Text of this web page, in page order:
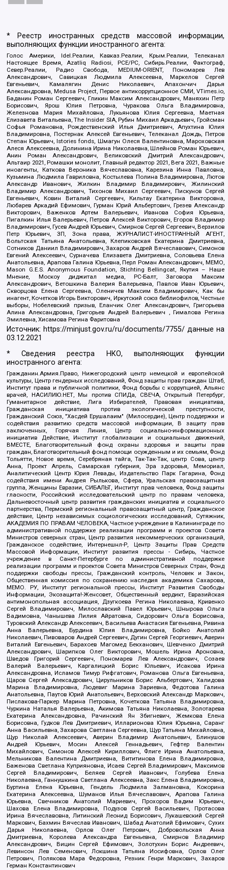
* Реестр иностранных средств массовой информации,
выполняющих функции иностранного агента:
Голос Америки, Idel.Реалии, Кавказ.Реалии, Крым.Реалии, Телеканал
Настоящее Время, Azatliq Radiosi, PCE/PC, Сибирь.Реалии, Фактограф,
Север.Реалии, Радио Свобода, MEDIUM-ORIENT, Пономарев Лев
Александрович, Савицкая Людмила Алексеевна, Маркелов Сергей
Евгеньевич, Камалягин Денис Николаевич, Апахончич Дарья
Александровна, Medusa Project, Первое антикоррупционное СМИ, VTimes.io,
Баданин Роман Сергеевич, Гликин Максим Александрович, Маняхин Петр
Борисович, Ярош Юлия Петровна, Чуракова Ольга Владимировна,
Железнова Мария Михайловна, Лукьянова Юлия Сергеевна, Маетная
Елизавета Витальевна, The Insider SIA, Рубин Михаил Аркадьевич, Гройсман
Софья Романовна, Рождественский Илья Дмитриевич, Апухтина Юлия
Владимировна, Постернак Алексей Евгеньевич, Телеканал Дождь, Петров
Степан Юрьевич, Istories fonds, Шмагун Олеся Валентиновна, Мароховская
Алеся Алексеевна, Долинина Ирина Николаевна, Шлейнов Роман Юрьевич,
Анин Роман Александрович, Великовский Дмитрий Александрович,
Альтаир 2021, Ромашки монолит, Главный редактор 2021, Вега 2021, Важные
иноагенты, Каткова Вероника Вячеславовна, Карезина Инна Павловна,
Кузьмина Людмила Гавриловна, Костылева Полина Владимировна, Лютов
Александр Иванович, Жилкин Владимир Владимирович, Жилинский
Владимир Александрович, Тихонов Михаил Сергеевич, Пискунов Сергей
Евгеньевич, Ковин Виталий Сергеевич, Кильтау Екатерина Викторовна,
Любарев Аркадий Ефимович, Гурман Юрий Альбертович, Грезев Александр
Викторович, Важенков Артем Валерьевич, Иванова София Юрьевна,
Пигалкин Илья Валерьевич, Петров Алексей Викторович, Егоров Владимир
Владимирович, Гусев Андрей Юрьевич, Смирнов Сергей Сергеевич, Верзилов
Петр Юрьевич, ЗП, Зона права, ЖУРНАЛИСТ-ИНОСТРАННЫЙ АГЕНТ,
Вольтская Татьяна Анатольевна, Клепиковская Екатерина Дмитриевна,
Сотников Даниил Владимирович, Захаров Андрей Вячеславович, Симонов
Евгений Алексеевич, Сурначева Елизавета Дмитриевна, Соловьева Елена
Анатольевна, Арапова Галина Юрьевна, Перл Роман Александрович, МЕМО,
Mason G.E.S. Anonymous Foundation, Stichting Bellingcat, Якутия – Наше
Мнение, Москоу диджитал медиа, РС-Балт, Заговора Максим
Александрович, Ветошкина Валерия Валерьевна, Павлов Иван Юрьевич,
Скворцова Елена Сергеевна, Оленичев Максим Владимирович, Как бы
инагент, Кочетков Игорь Викторович, Иркутский союз библиофилов, Честные
выборы, Нобелевский призыв, Еланчик Олег Александрович, Григорьева
Алина Александровна, Григорьев Андрей Валерьевич , Гималова Регина
Эмилевна, Хисамова Регина Фаритовна
Источник: https://minjust.gov.ru/ru/documents/7755/ данные на
03.12.2021
* Сведения реестра НКО, выполняющих функции
иностранного агента:
Гражданин.Армия.Право, Нижегородский центр немецкой и европейской
культуры, Центр гендерных исследований, Фонд защиты прав граждан Штаб,
Институт права и публичной политики, Фонд борьбы с коррупцией, Альянс
врачей, НАСИЛИЮ.НЕТ, Мы против СПИДа, СВЕЧА, Открытый Петербург,
Гуманитарное действие, Лига Избирателей, Правовая инициатива,
Гражданская инициатива против экологической преступности,
Гражданский Союз, "Хасдей Ерушалаим" (Милосердие), Центр поддержки и
содействия развитию средств массовой информации, В защиту прав
заключенных, Горячая Линия, Центр социально-информационных
инициатив Действие, Институт глобализации и социальных движений,
ВМЕСТЕ, Благотворительный фонд охраны здоровья и защиты прав
граждан, Благотворительный фонд помощи осужденным и их семьям, Фонд
Тольятти, Новое время, Серебряная тайга, Так-Так-Так, центр Сова, центр
Анна, Проект Апрель, Самарская губерния, Эра здоровья, Мемориал,
Аналитический Центр Юрия Левады, Издательство Парк Гагарина, Фонд
содействия имени Андрея Рылькова, Сфера, Уральская правозащитная
группа, Женщины Евразии, СИБАЛЬТ, Институт прав человека, Фонд защиты
гласности, Российский исследовательский центр по правам человека,
Дальневосточный центр развития гражданских инициатив и социального
партнерства, Пермский региональный правозащитный центр, Гражданское
действие, Центр независимых социологических исследований, Сутяжник,
АКАДЕМИЯ ПО ПРАВАМ ЧЕЛОВЕКА, Частное учреждение в Калининграде по
административной поддержке реализации программ и проектов Совета
Министров северных стран, Центр развития некоммерческих организаций,
Гражданское содействие, Интернешнл-Р, Центр Защиты Прав Средств
Массовой Информации, Институт развития прессы - Сибирь, Частное
учреждение в Санкт-Петербурге по административной поддержке
реализации программ и проектов Совета Министров Северных Стран, Фонд
поддержки свободы прессы, Гражданский контроль, Человек и Закон,
Общественная комиссия по сохранению наследия академика Сахарова,
МЕМО. РУ, Институт региональной прессы, Институт Развития Свободы
Информации, Экозащита!-Женсовет, Общественный вердикт, Евразийская
антимонопольная ассоциация, Дзугкоева Регина Николаевна, Кривенко
Сергей Владимирович, Милославский Павел Юрьевич, Шнырова Ольга
Вадимовна, Чанышева Лилия Айратовна, Сидорович Ольга Борисовна,
Туровский Александр Алексеевич, Васильева Анастасия Евгеньевна, Ривина
Анна Валерьевна, Бурдина Юлия Владимировна, Бойко Анатолий
Николаевич, Пивоваров Андрей Сергеевич, Дугин Сергей Георгиевич, Аверин
Виталий Евгеньевич, Барахоев Магомед Бекханович, Шевченко Дмитрий
Александрович, Шарипков Олег Викторович, Мошель Ирина Ароновна,
Шведов Григорий Сергеевич, Пономарев Лев Александрович, Созаев
Валерий Валерьевич, Каргалицкий Борис Юльевич, Исакова Ирина
Александровна, Исламов Тимур Рифгатович, Романова Ольга Евгеньевна,
Щаров Сергей Алексадрович, Цирульников Борис Альбертович, Халидова
Марина Владимировна, Людевиг Марина Зариевна, Федотова Галина
Анатольевна, Паутов Юрий Анатольевич, Верховский Александр Маркович,
Пислакова-Паркер Марина Петровна, Кочеткова Татьяна Владимировна,
Чуркина Наталья Валерьевна, Акимова Татьяна Николаевна, Золотарева
Екатерина Александровна, Рачинский Ян Збигневич, Жемкова Елена
Борисовна, Гудков Лев Дмитриевич, Илларионова Юлия Юрьевна, Саранг
Анна Васильевна, Захарова Светлана Сергеевна, Щур Татьяна Михайловна,
Щур Николай Алексеевич, Аверин Владимир Анатольевич, Блинушов
Андрей Юрьевич, Мосин Алексей Геннадьевич, Гефтер Валентин
Михайлович, Симонов Алексей Кириллович, Флиге Ирина Анатольевна,
Мельникова Валентина Дмитриевна, Вититинова Елена Владимировна,
Баженова Светлана Куприяновна, Исаев Сергей Владимирович, Максимов
Сергей Владимирович, Беляев Сергей Иванович, Голубева Елена
Николаевна, Ганнушкина Светлана Алексеевна, Закс Елена Владимировна,
Буртина Елена Юрьевна, Гендель Людмила Залмановна, Кокорина
Екатерина Алексеевна, Шуманов Илья Вячеславович, Арапова Галина
Юрьевна, Свечников Анатолий Мариевич, Прохоров Вадим Юрьевич,
Шахова Елена Владимировна, Подузов Сергей Васильевич, Протасова
Ирина Вячеславовна, Литинский Леонид Борисович, Лукашевский Сергей
Маркович, Бахмин Вячеслав Иванович, Шабад Анатолий Ефимович, Сухих
Дарья Николаевна, Орлов Олег Петрович, Добровольская Анна
Дмитриевна, Королева Александра Евгеньевна, Смирнов Владимир
Александрович, Вицин Сергей Ефимович, Золотухин Борис Андреевич,
Левинсон Лев Семенович, Локшина Татьяна Иосифовна, Орлов Олег
Петрович, Полякова Мара Федоровна, Резник Генри Маркович, Захаров
Герман Константинович